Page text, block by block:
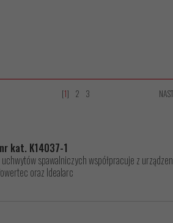
[1] 2 3
kat. K14037-1
spawalniczych współpracuje z
oraz Idealarc